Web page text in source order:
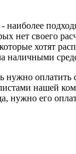
наиболее
нет своего
хотят
наличными
нужно оплатить
нашей
нужно его